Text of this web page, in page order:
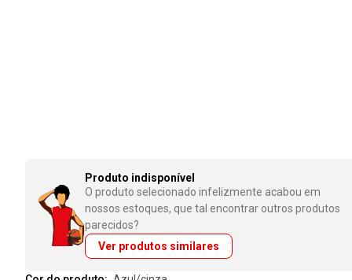
Produto indisponível
O produto selecionado infelizmente acabou em
nossos estoques, que tal encontrar outros produtos
parecidos?
Ver produtos similares